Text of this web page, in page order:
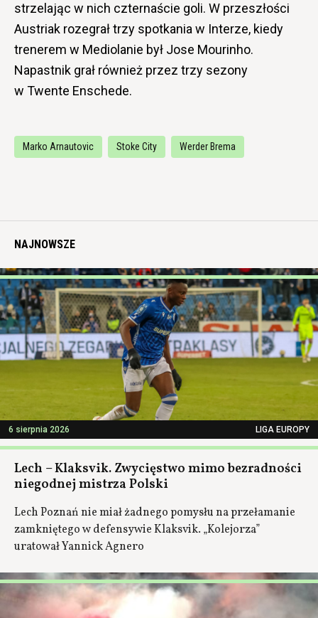
strzelając w nich czternaście goli. W przeszłości
Austriak rozegrał trzy spotkania w Interze, kiedy
trenerem w Mediolanie był Jose Mourinho.
Napastnik grał również przez trzy sezony
w Twente Enschede.
Marko Arnautovic Stoke City Werder Brema
NAJNOWSZE
6 sierpnia 2026 LIGA EUROPY
Lech – Klaksvik. Zwycięstwo mimo bezradności
niegodnej mistrza Polski
Lech Poznań nie miał żadnego pomysłu na przełamanie
zamkniętego w defensywie Klaksvik. „Kolejorza”
uratował Yannick Agnero